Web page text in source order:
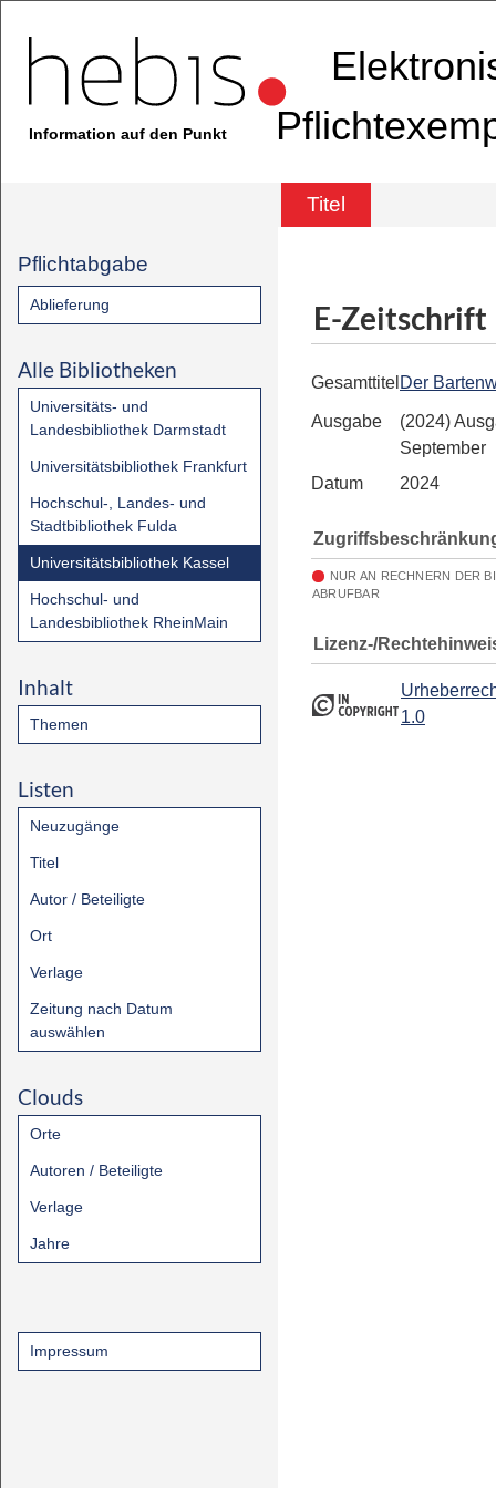
Information auf den Punkt
Titel
Pflichtabgabe
Ablieferung
Alle Bibliotheken
Universitäts- und
Landesbibliothek Darmstadt
Universitätsbibliothek Frankfurt
Hochschul-, Landes- und
Stadtbibliothek Fulda
Universitätsbibliothek Kassel
Hochschul- und
Landesbibliothek RheinMain
Inhalt
Themen
Listen
Neuzugänge
Titel
Autor / Beteiligte
Ort
Verlage
Zeitung nach Datum
auswählen
Clouds
Orte
Autoren / Beteiligte
Verlage
Jahre
Impressum
E-Zeitschrift
Gesamttitel Der
Ausgabe
(2024)
September
Datum
2024
NUR AN RECHNERN DER
ABRUFBAR
Lizenz-/
1.0